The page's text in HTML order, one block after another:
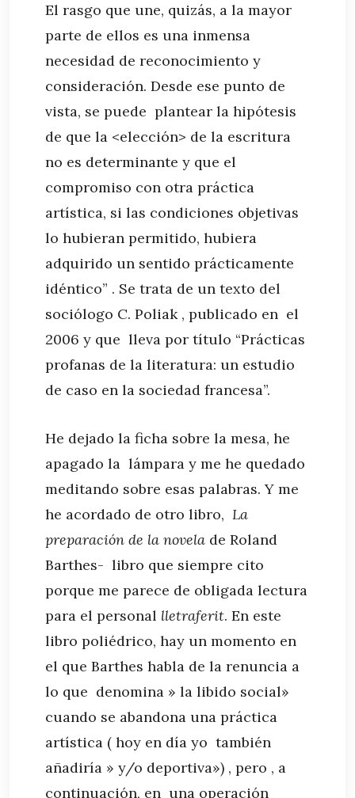
El rasgo que une, quizás, a la mayor
parte de ellos es una inmensa
necesidad de reconocimiento y
consideración. Desde ese punto de
vista, se puede plantear la hipótesis
de que la <elección> de la escritura
no es determinante y que el
compromiso con otra práctica
artística, si las condiciones objetivas
lo hubieran permitido, hubiera
adquirido un sentido prácticamente
idéntico” . Se trata de un texto del
sociólogo C. Poliak , publicado en el
2006 y que lleva por título “Prácticas
profanas de la literatura: un estudio
de caso en la sociedad francesa”.
He dejado la ficha sobre la mesa, he
apagado la lámpara y me he quedado
meditando sobre esas palabras. Y me
he acordado de otro libro, La
preparación de la novela de Roland
Barthes- libro que siempre cito
porque me parece de obligada lectura
para el personal lletraferit. En este
libro poliédrico, hay un momento en
el que Barthes habla de la renuncia a
lo que denomina » la libido social»
cuando se abandona una práctica
artística ( hoy en día yo también
añadiría » y/o deportiva») , pero , a
continuación, en una operación